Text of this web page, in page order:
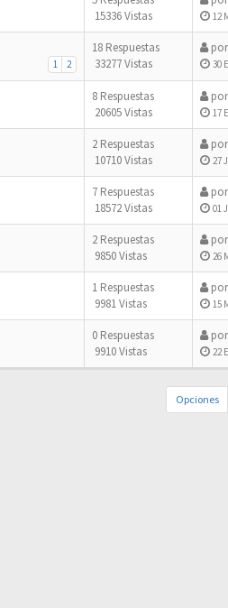
15336 Vistas
12
1 2
18 Respuestas
33277 Vistas
por
30
8 Respuestas
20605 Vistas
por
17
2 Respuestas
10710 Vistas
por
27
7 Respuestas
18572 Vistas
por
01
2 Respuestas
9850 Vistas
por
26
1 Respuestas
9981 Vistas
por
15
0 Respuestas
9910 Vistas
por
22
Opciones